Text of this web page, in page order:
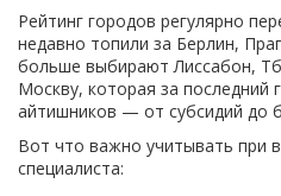
Рейтинг городов регулярно
недавно топили за Берлин,
больше выбирают Лиссабон,
Москву, которая за последний
айтишников — от субсидий до
Вот что важно учитывать при
специалиста: